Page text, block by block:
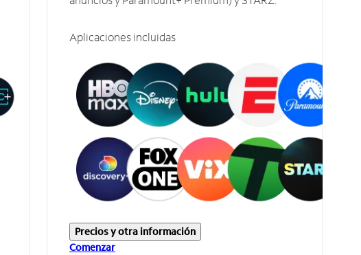
Aplicaciones incluidas
Precios y otra información
Comenzar